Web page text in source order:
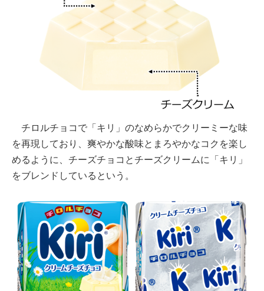
チロルチョコで「キリ」のなめらかでクリーミーな味
を再現しており、爽やかな酸味とまろやかなコクを楽し
めるように、チーズチョコとチーズクリームに「キリ」
をブレンドしているという。